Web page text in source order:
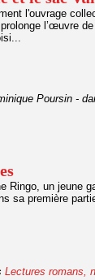
l'ouvrage
l’œuvre
Poursin -
Ringo, un jeune
sa première
Lectures romans,